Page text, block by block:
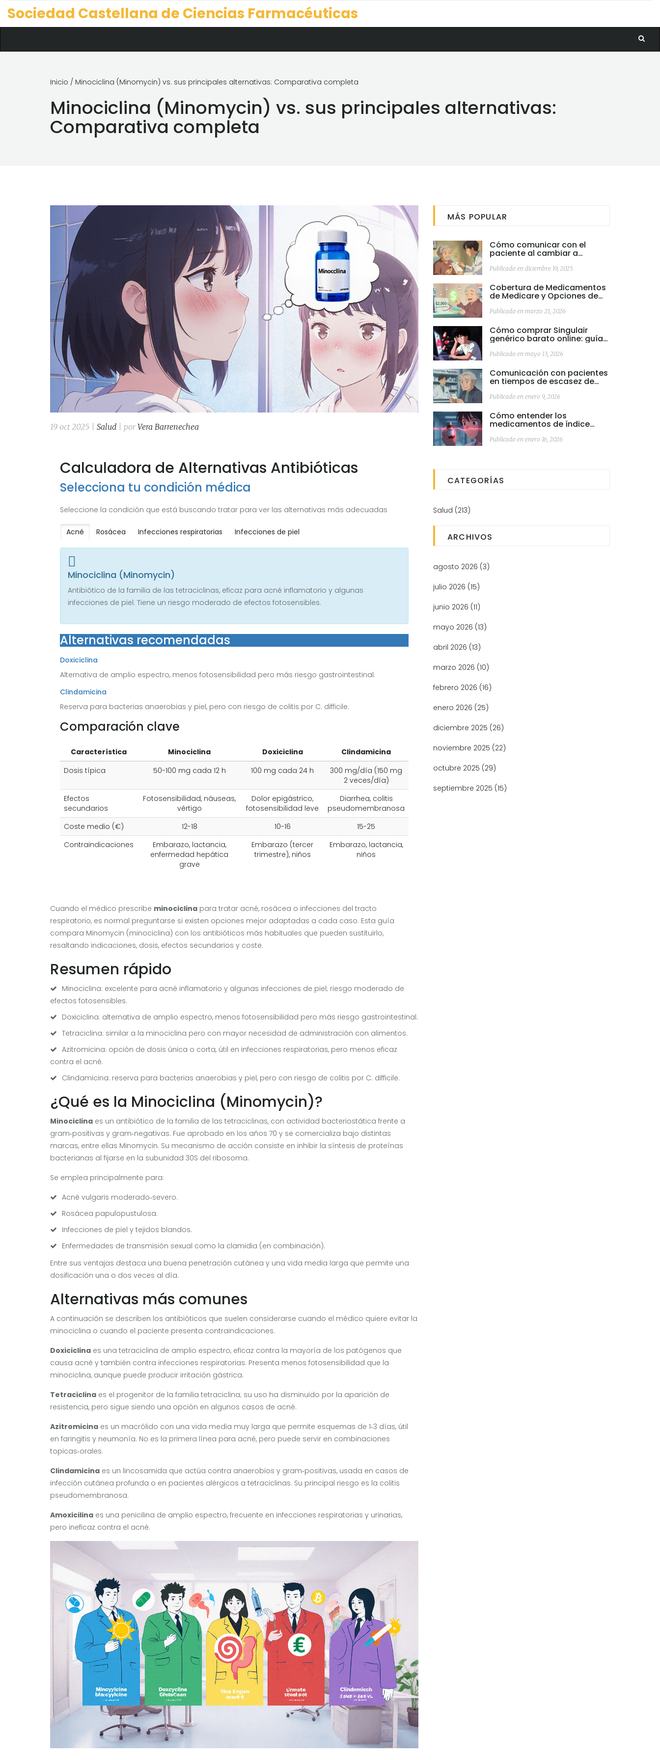
Sociedad Castellana de Ciencias Farmacéuticas
Inicio / Minociclina (Minomycin) vs. sus principales alternativas: Comparativa completa
Minociclina (Minomycin) vs. sus principales alternativas:
Comparativa completa
19 oct 2025 | Salud | porVera Barrenechea
Calculadora de Alternativas Antibióticas
Selecciona tu condición médica
Seleccione la condición que está buscando tratar para ver las alternativas más adecuadas
Acné Rosácea Infecciones respiratorias Infecciones de piel
Minociclina (Minomycin)
Antibiótico de la familia de las tetraciclinas, eficaz para acné inflamatorio y algunas
infecciones de piel. Tiene un riesgo moderado de efectos fotosensibles.
Alternativas recomendadas
Doxiciclina
Alternativa de amplio espectro, menos fotosensibilidad pero más riesgo gastrointestinal.
Clindamicina
Reserva para bacterias anaerobias y piel, pero con riesgo de colitis por C. difficile.
Comparación clave
Característica Minociclina Doxiciclina
Clindamicina
Dosis típica
50-100 mg cada 12 h 100 mg cada 24 h
300 mg/día (150 mg
2 veces/día)
Efectos
secundarios
Fotosensibilidad, náuseas,
vértigo
Dolor epigástrico,
fotosensibilidad leve
Diarrhea, colitis
pseudomembranosa
Coste medio (€)
12-18 10-16
15-25
Contraindicaciones
Embarazo, lactancia,
enfermedad hepática
grave
Embarazo (tercer
trimestre), niños
Embarazo, lactancia,
niños
Cuando el médico prescribe minociclina para tratar acné, rosácea o infecciones del tracto
respiratorio, es normal preguntarse si existen opciones mejor adaptadas a cada caso. Esta guía
compara Minomycin (minociclina) con los antibióticos más habituales que pueden sustituirlo,
resaltando indicaciones, dosis, efectos secundarios y coste.
Resumen rápido
Minociclina: excelente para acné inflamatorio y algunas infecciones de piel; riesgo moderado de
efectos fotosensibles.
Doxiciclina: alternativa de amplio espectro, menos fotosensibilidad pero más riesgo gastrointestinal.
Tetraciclina: similar a la minociclina pero con mayor necesidad de administración con alimentos.
Azitromicina: opción de dosis única o corta, útil en infecciones respiratorias, pero menos eficaz
contra el acné.
Clindamicina: reserva para bacterias anaerobias y piel, pero con riesgo de colitis por C. difficile.
¿Qué es la Minociclina (Minomycin)?
Minociclina es un antibiótico de la familia de las tetraciclinas, con actividad bacteriostática frente a
gram‑positivas y gram‑negativas. Fue aprobado en los años 70 y se comercializa bajo distintas
marcas, entre ellas Minomycin. Su mecanismo de acción consiste en inhibir la síntesis de proteínas
bacterianas al fijarse en la subunidad 30S del ribosoma.
Se emplea principalmente para:
Acné vulgaris moderado‑severo.
Rosácea papulopustulosa.
Infecciones de piel y tejidos blandos.
Enfermedades de transmisión sexual como la clamidia (en combinación).
Entre sus ventajas destaca una buena penetración cutánea y una vida media larga que permite una
dosificación una o dos veces al día.
Alternativas más comunes
A continuación se describen los antibióticos que suelen considerarse cuando el médico quiere evitar la
minociclina o cuando el paciente presenta contraindicaciones.
Doxiciclina es una tetraciclina de amplio espectro, eficaz contra la mayoría de los patógenos que
causa acné y también contra infecciones respiratorias. Presenta menos fotosensibilidad que la
minociclina, aunque puede producir irritación gástrica.
Tetraciclina es el progenitor de la familia tetraciclina; su uso ha disminuido por la aparición de
resistencia, pero sigue siendo una opción en algunos casos de acné.
Azitromicina es un macrólido con una vida media muy larga que permite esquemas de 1‑3 días, útil
en faringitis y neumonía. No es la primera línea para acné, pero puede servir en combinaciones
topicas‑orales.
Clindamicina es un lincosamida que actúa contra anaerobios y gram‑positivas, usada en casos de
infección cutánea profunda o en pacientes alérgicos a tetraciclinas. Su principal riesgo es la colitis
pseudomembranosa.
Amoxicilina es una penicilina de amplio espectro, frecuente en infecciones respiratorias y urinarias,
pero ineficaz contra el acné.
MÁS POPULAR
Cómo comunicar con el
paciente al cambiar a
de índice terapéutico
Publicado en diciembre 19, 2025
Cobertura de Medicamentos
de Medicare y Opciones de
2026
Publicado en marzo 21, 2026
Cómo comprar Singulair
genérico barato online: guía
Publicado en mayo 13, 2026
Comunicación con pacientes
en tiempos de escasez de
responsabilidades del
Publicado en enero 9, 2026
Cómo entender los
medicamentos de índice
genéricos
Publicado en enero 16, 2026
CATEGORÍAS
Salud (213)
ARCHIVOS
agosto 2026 (3)
julio 2026 (15)
junio 2026 (11)
mayo 2026 (13)
abril 2026 (13)
marzo 2026 (10)
febrero 2026 (16)
enero 2026 (25)
diciembre 2025 (26)
noviembre 2025 (22)
octubre 2025 (29)
septiembre 2025 (15)